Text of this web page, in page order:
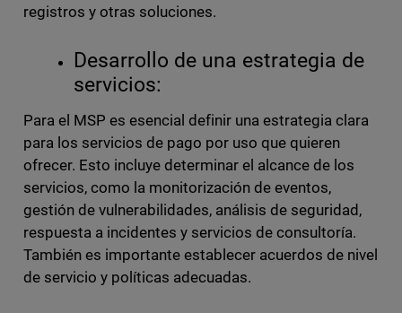
registros y otras soluciones.
Desarrollo de una estrategia de
servicios:
Para el MSP es esencial definir una estrategia clara
para los servicios de pago por uso que quieren
ofrecer. Esto incluye determinar el alcance de los
servicios, como la monitorización de eventos,
gestión de vulnerabilidades, análisis de seguridad,
respuesta a incidentes y servicios de consultoría.
También es importante establecer acuerdos de nivel
de servicio y políticas adecuadas.